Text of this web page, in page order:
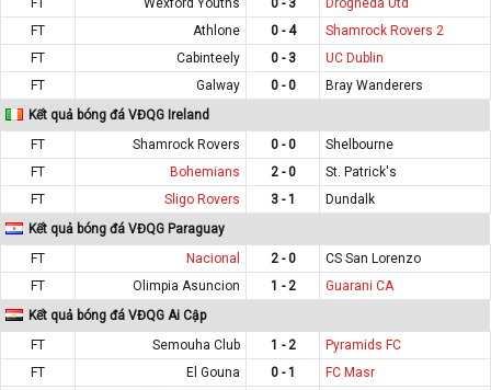
FT
Athlone 0 - 4
Shamrock Rovers 2
FT
Cabinteely 0 - 3
UC Dublin
FT
Galway 0 - 0
Bray Wanderers
Kết quả bóng đá VĐQG Ireland
FT
Shamrock Rovers 0 - 0
Shelbourne
FT
Bohemians 2 - 0
St. Patrick's
FT
Sligo Rovers 3 - 1
Dundalk
Kết quả bóng đá VĐQG Paraguay
FT
Nacional 2 - 0
CS San Lorenzo
FT
Olimpia Asuncion 1 - 2
Guarani CA
Kết quả bóng đá VĐQG Ai Cập
FT
Semouha Club 1 - 2
Pyramids FC
FT
El Gouna 0 - 1
FC Masr